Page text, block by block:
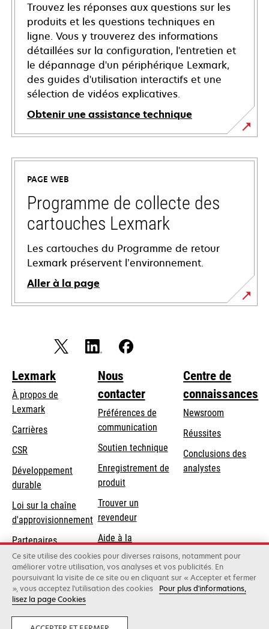
Trouvez les réponses aux questions sur les
produits et les questions techniques en
ligne. Vous y trouverez des informations
détaillées sur la configuration, l'entretien et
le dépannage d'un périphérique Lexmark,
des guides d'utilisation interactifs et une
sélection de vidéos explicatives.
Obtenir une assistance technique
s’ouvre
dans
nouvel
onglet
PAGE WEB
Programme de collecte des
cartouches Lexmark
Les cartouches du Programme de retour
Lexmark préservent l’environnement.
Aller à la page
Lexmark
À propos de
Lexmark
Carrières
CSR
Développement
durable
Loi sur la chaîne
d'approvisionnement
Partenaires
Lexmark
Nous
contacter
Préférences de
communication
s’ouvre
dans
un
nouvel
onglet
Soutien techniques’ouvre
dans
un
Enregistrement de
produit
Trouver un
revendeur
Aide à la
Commande
Centre de
connaissances
Newsroom
Réussites
Conclusions des
analystes
Lexmark International, Inc., une société Xerox
©2026 Tous droits réservés.
Ce site utilise des cookies pour diverses raisons, notamment pour
améliorer votre utilisation, vos analyses et vos publicités. En
poursuivant la visite de ce site ou en cliquant sur « Accepter et fermer
», vous acceptez l'utilisation des cookies
Pour plus d'informations,
lisez la page Cookies